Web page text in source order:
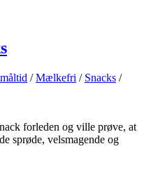
/Mælkefri / Snacks /
forleden og ville prøve, at
sprøde, velsmagende og